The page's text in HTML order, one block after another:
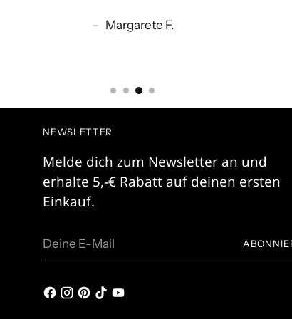
– Margarete F.
NEWSLETTER
Melde dich zum Newsletter an und
erhalte 5,-€ Rabatt auf deinen ersten
Einkauf.
E-